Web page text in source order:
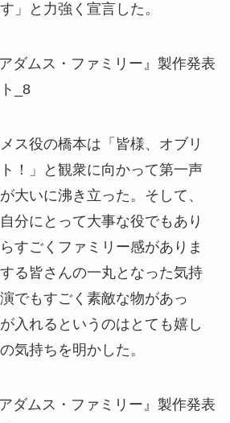
」と力強く宣言した。
ス役の橋本は「皆様、オブリ
！」と観衆に向かって第一声
大いに沸き立った。そして、
分にとって大事な役でもあり
すごくファミリー感がありま
る皆さんの一丸となった気持
でもすごく素敵な物があっ
入れるというのはとても嬉し
気持ちを明かした。